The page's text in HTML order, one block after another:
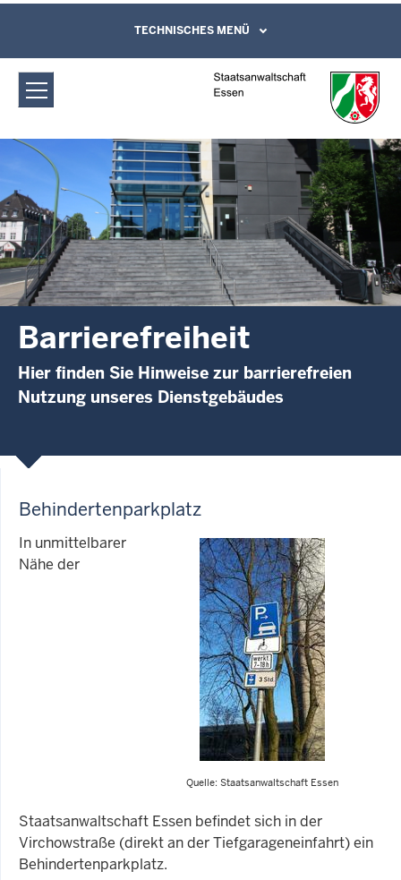
Staatsanwaltschaft Essen:
Barrierefreiheit
Direkt zum Inhalt
Leichte Sprache, Gebärdensprachenvideo
und Kontaktformular
TECHNISCHES MENÜ
Barrierefreiheit
Hier finden Sie Hinweise zur barrierefreien
Nutzung unseres Dienstgebäudes
Behindertenparkplatz
Quelle: Staatsanwaltschaft Essen
In unmittelbarer
Nähe der
Staatsanwaltschaft Essen befindet sich in der
Virchowstraße (direkt an der Tiefgarageneinfahrt) ein
Behindertenparkplatz.